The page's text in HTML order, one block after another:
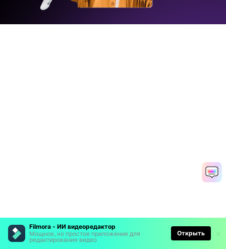
Filmora - ИИ видеоредактор
Мощное, но простое приложение для
редактирования видео
Открыть